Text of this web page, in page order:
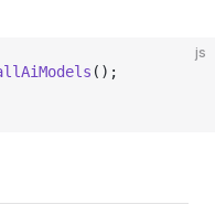
js
();